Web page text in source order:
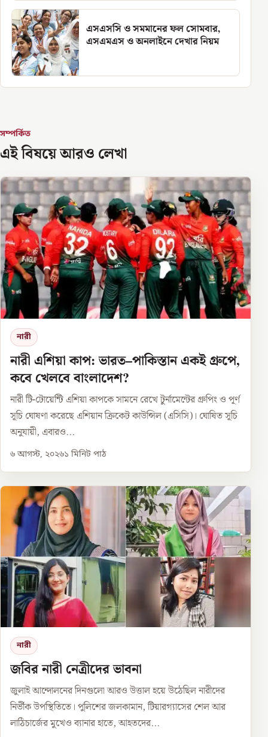
এসএসসি ও সমমানের ফল সোমবার,
এসএমএস ও অনলাইনে দেখার নিয়ম
সম্পর্কিত
এই বিষয়ে আরও লেখা
নারী
নারী এশিয়া কাপ: ভারত–পাকিস্তান একই গ্রুপে,
কবে খেলবে বাংলাদেশ?
নারী টি-টোয়েন্টি এশিয়া কাপকে সামনে রেখে টুর্নামেন্টের গ্রুপিং ও পূর্ণ
সূচি ঘোষণা করেছে এশিয়ান ক্রিকেট কাউন্সিল (এসিসি)। ঘোষিত সূচি
অনুযায়ী, এবারও...
৬ আগস্ট, ২০২৬১ মিনিট পাঠ
নারী
জবির নারী নেত্রীদের ভাবনা
জুলাই আন্দোলনের দিনগুলো আরও উত্তাল হয়ে উঠেছিল নারীদের
নির্ভীক উপস্থিতিতে। পুলিশের জলকামান, টিয়ারগ্যাসের শেল আর
লাঠিচার্জের মুখেও ব্যানার হাতে, আহতদের...